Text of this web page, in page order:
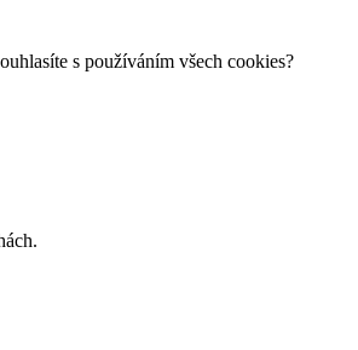
s používáním všech cookies?